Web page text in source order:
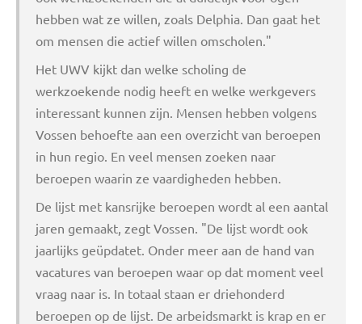
hebben wat ze willen, zoals Delphia. Dan gaat het
om mensen die actief willen omscholen."
Het UWV kijkt dan welke scholing de
werkzoekende nodig heeft en welke werkgevers
interessant kunnen zijn. Mensen hebben volgens
Vossen behoefte aan een overzicht van beroepen
in hun regio. En veel mensen zoeken naar
beroepen waarin ze vaardigheden hebben.
De lijst met kansrijke beroepen wordt al een aantal
jaren gemaakt, zegt Vossen. "De lijst wordt ook
jaarlijks geüpdatet. Onder meer aan de hand van
vacatures van beroepen waar op dat moment veel
vraag naar is. In totaal staan er driehonderd
beroepen op de lijst. De arbeidsmarkt is krap en er